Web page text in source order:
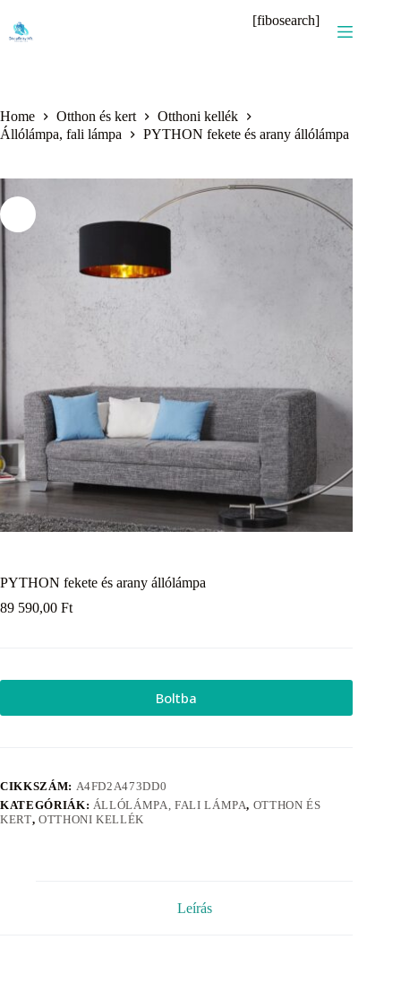
content
[fibosearch]
Home Otthon és kert
Otthoni kellék
Állólámpa, fali lámpa
PYTHON fekete és arany állólámpa
PYTHON fekete és arany állólámpa
89 590,00 Ft
Boltba
CIKKSZÁM: A4FD2A473DD0
KATEGÓRIÁK: ÁLLÓLÁMPA, FALI LÁMPA, OTTHON ÉS
KERT, OTTHONI KELLÉK
Leírás